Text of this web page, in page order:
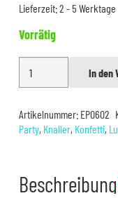
Lieferzeit:2 - 5 Werktage
Vorrätig
Comet
Party
21er
In den
Alternative:
Artikelnummer: EP0602
Party, Knaller, Konfetti,
Beschreibung